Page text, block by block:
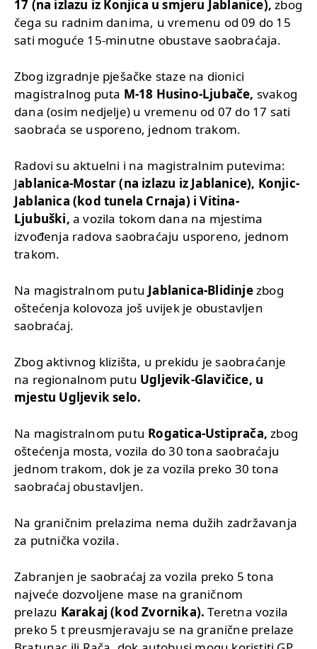
17 (na izlazu iz Konjica u smjeru Jablanice), zbog
čega su radnim danima, u vremenu od 09 do 15
sati moguće 15-minutne obustave saobraćaja.
Zbog izgradnje pješačke staze na dionici
magistralnog puta M-18 Husino-Ljubače, svakog
dana (osim nedjelje) u vremenu od 07 do 17 sati
saobraća se usporeno, jednom trakom.
Radovi su aktuelni i na magistralnim putevima:
Jablanica-Mostar (na izlazu iz Jablanice), Konjic-
Jablanica (kod tunela Crnaja) i Vitina-
Ljubuški, a vozila tokom dana na mjestima
izvođenja radova saobraćaju usporeno, jednom
trakom.
Na magistralnom putu Jablanica-Blidinjezbog
oštećenja kolovoza još uvijek je obustavljen
saobraćaj.
Zbog aktivnog klizišta, u prekidu je saobraćanje
na regionalnom putu Ugljevik-Glavičice, u
mjestu Ugljevik selo.
Na magistralnom putu Rogatica-Ustiprača, zbog
oštećenja mosta, vozila do 30 tona saobraćaju
jednom trakom, dok je za vozila preko 30 tona
saobraćaj obustavljen.
Na graničnim prelazima nema dužih zadržavanja
za putnička vozila.
Zabranjen je saobraćaj za vozila preko 5 tona
najveće dozvoljene mase na graničnom
prelazu Karakaj (kod Zvornika). Teretna vozila
preko 5 t preusmjeravaju se na granične prelaze